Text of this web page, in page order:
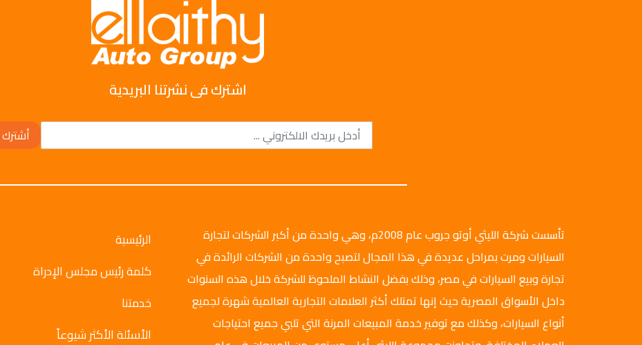
اشترك فى نشرتنا البريدية
أشترك
تأسست شركة الليثي أوتو جروب عام 2008م، وهي واحدة من أكبر الشركات لتجارة
السيارات ومرت بمراحل عديدة في هذا المجال لتصبح واحدة من الشركات الرائدة في
تجارة وبيع السيارات في مصر، وذلك بفضل النشاط الملحوظ للشركة خلال هذه السنوات
داخل الأسواق المصرية حيث إنها تمتلك أكثر العلامات التجارية العالمية شهرة لجميع
أنواع السيارات، وكذلك مع توفير خدمة المبيعات المرنة التي تلبي جميع احتياجات
الرئيسية
كلمة رئيس مجلس الإدراة
خدمتنا
الأسئلة الأكثر شيوعاً